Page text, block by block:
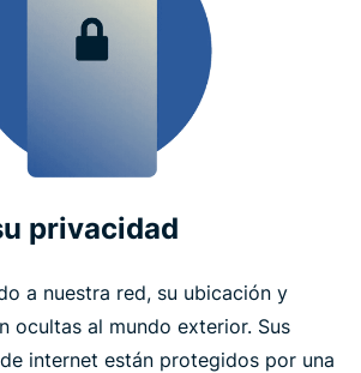
privacidad
a nuestra red, su ubicación y
ocultas al mundo exterior. Sus
internet están protegidos por una